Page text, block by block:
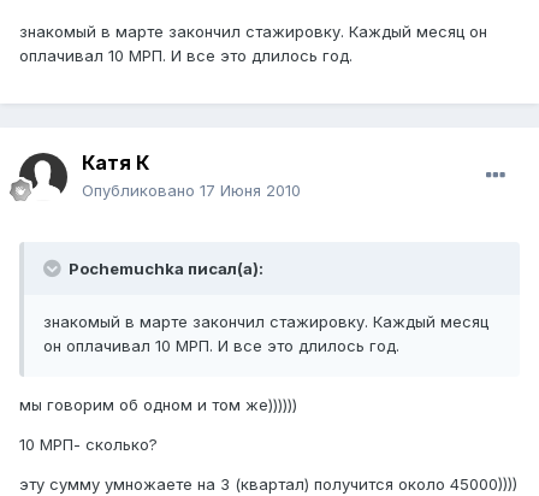
знакомый в марте закончил стажировку. Каждый месяц он
оплачивал 10 МРП. И все это длилось год.
Катя К
Опубликовано 17 Июня 2010
Pochemuchka писал(а):
знакомый в марте закончил стажировку. Каждый месяц
он оплачивал 10 МРП. И все это длилось год.
мы говорим об одном и том же))))))
10 МРП- сколько?
эту сумму умножаете на 3 (квартал) получится около 45000))))